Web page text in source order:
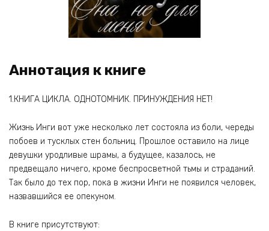
Аннотация к книге
1.КНИГА ЦИКЛА. ОДНОТОМНИК. ПРИНУЖДЕНИЯ НЕТ!
Жизнь Инги вот уже несколько лет состояла из боли, череды
побоев и тусклых стен больниц. Прошлое оставило на лице
девушки уродливые шрамы, а будущее, казалось, не
предвещало ничего, кроме беспросветной тьмы и страданий.
Так было до тех пор, пока в жизни Инги не появился человек,
назвавшийся ее опекуном.
В книге присутствуют: